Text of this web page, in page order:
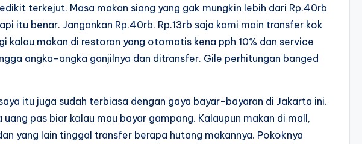
terkejut. Masa makan siang yang gak mungkin lebih dari Rp.40rb
itu benar. Jangankan Rp.40rb. Rp.13rb saja kami main transfer kok
kalau makan di restoran yang otomatis kena pph 10% dan service
angka-angka ganjilnya dan ditransfer. Gile perhitungan banged
itu juga sudah terbiasa dengan gaya bayar-bayaran di Jakarta ini.
pas biar kalau mau bayar gampang. Kalaupun makan di mall,
yang lain tinggal transfer berapa hutang makannya. Pokoknya